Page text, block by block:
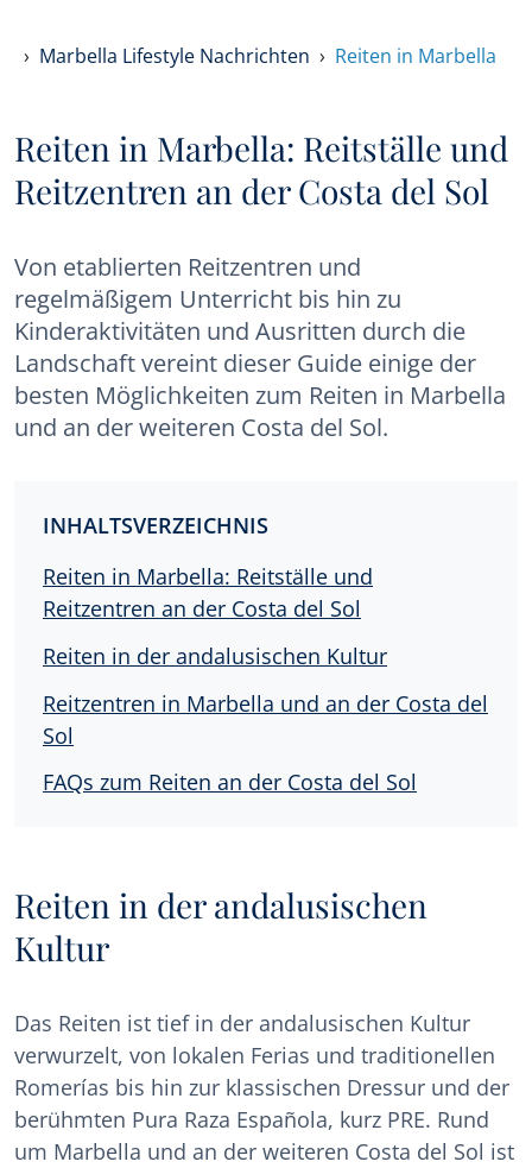
Marbella Lifestyle Nachrichten Reiten in Marbella
Reiten in Marbella: Reitställe und
Reitzentren an der Costa del Sol
Von etablierten Reitzentren und
regelmäßigem Unterricht bis hin zu
Kinderaktivitäten und Ausritten durch die
Landschaft vereint dieser Guide einige der
besten Möglichkeiten zum Reiten in Marbella
und an der weiteren Costa del Sol.
INHALTSVERZEICHNIS
Reiten in Marbella: Reitställe und
Reitzentren an der Costa del Sol
Reiten in der andalusischen Kultur
Reitzentren in Marbella und an der Costa del
Sol
FAQs zum Reiten an der Costa del Sol
Reiten in der andalusischen
Kultur
Das Reiten ist tief in der andalusischen Kultur
verwurzelt, von lokalen Ferias und traditionellen
Romerías bis hin zur klassischen Dressur und der
berühmten Pura Raza Española, kurz PRE. Rund
um Marbella und an der weiteren Costa del Sol ist